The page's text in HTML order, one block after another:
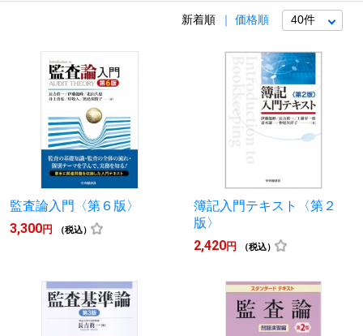
新着順 価格順
監査論入門〈第６版〉
3,300円 （税込）
簿記入門テキスト〈第２
版〉
2,420円 （税込）